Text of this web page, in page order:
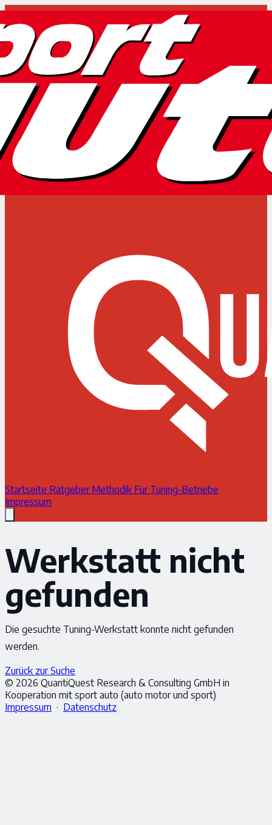
Startseite Ratgeber Methodik Für Tuning-Betriebe
Impressum
Werkstatt nicht
gefunden
Die gesuchte Tuning-Werkstatt konnte nicht gefunden
werden.
Zurück zur Suche
© 2026 QuantiQuest Research & Consulting GmbH in
Kooperation mit sport auto (auto motor und sport)
Impressum · Datenschutz